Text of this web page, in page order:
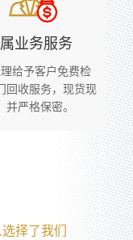
业务服务
给予客户免费检
回收服务，现货现
并严格保密。
择了我们